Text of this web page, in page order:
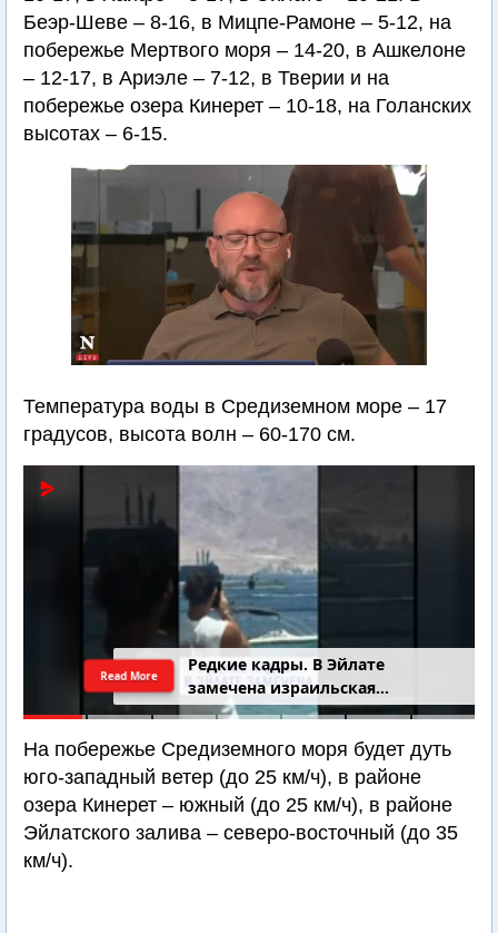
Беэр-Шеве – 8-16, в Мицпе-Рамоне – 5-12, на
побережье Мертвого моря – 14-20, в Ашкелоне
– 12-17, в Ариэле – 7-12, в Тверии и на
побережье озера Кинерет – 10-18, на Голанских
высотах – 6-15.
Температура воды в Средиземном море – 17
градусов, высота волн – 60-170 см.
Редкие кадры. В Эйлате
замечена израильская
подводная лодка
Read More
На побережье Средиземного моря будет дуть
юго-западный ветер (до 25 км/ч), в районе
озера Кинерет – южный (до 25 км/ч), в районе
Эйлатского залива – северо-восточный (до 35
км/ч).